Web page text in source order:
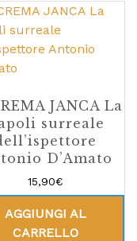
JANCA La
surreale
D’Amato
15,90€
AGGIUNGI AL
CARRELLO